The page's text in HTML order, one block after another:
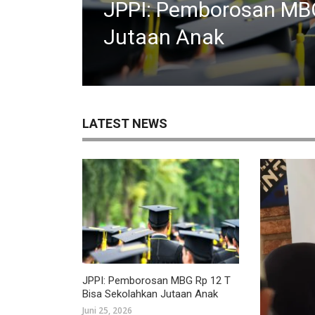
SPMB di Jabar Dinilai
Siswa Pasti Gagal
JPPI: Pemborosan
Jutaan Anak
Salah Kaprah
JPPI Kritik MBG 2027
224 Triliun
JPPI Sorot Data
Minta
LATEST NEWS
JPPI: Pemborosan MBG Rp 12 T
Bisa Sekolahkan Jutaan Anak
Juni 25, 2026